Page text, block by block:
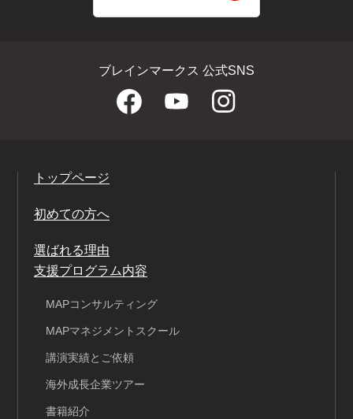
ブレインマークス 公式SNS
トップページ
初めての方へ
選ばれる理由
支援プログラム内容
MAPコンサルティング
MAPマネジメントスクール
講演実績とご依頼
海外成長企業ツアー
書籍紹介